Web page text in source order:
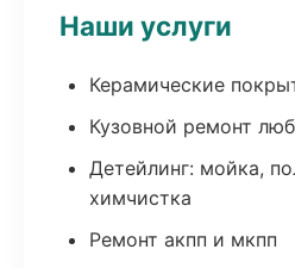
Наши услуги
Керамические
Кузовной ремонт
Детейлинг: мойка,
химчистка
Ремонт акпп и мкпп